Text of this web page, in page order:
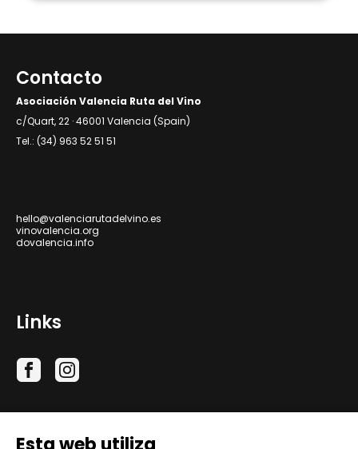
Contacto
Asociación Valencia Ruta del Vino
c/Quart, 22 · 46001 Valencia (Spain)
Tel.: (34) 963 52 51 51
hello@valenciarutadelvino.es
vinovalencia.org
dovalencia.info
Links